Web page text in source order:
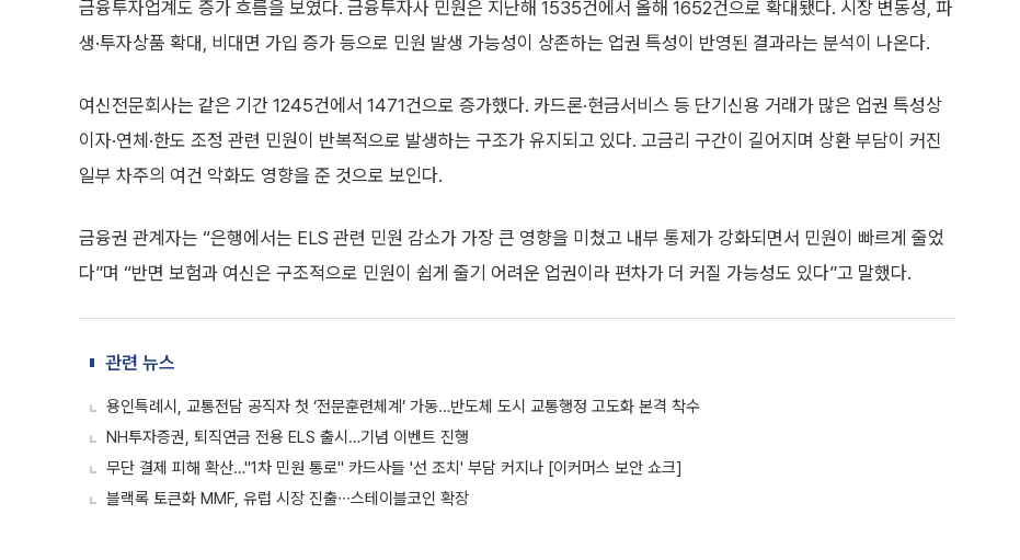
금융투자업계도 증가 흐름을 보였다. 금융투자사 민원은 지난해 1535건에서 올해 1652건으로 확대됐다. 시장 변동성, 파
생·투자상품 확대, 비대면 가입 증가 등으로 민원 발생 가능성이 상존하는 업권 특성이 반영된 결과라는 분석이 나온다.
여신전문회사는 같은 기간 1245건에서 1471건으로 증가했다. 카드론·현금서비스 등 단기신용 거래가 많은 업권 특성상
이자·연체·한도 조정 관련 민원이 반복적으로 발생하는 구조가 유지되고 있다. 고금리 구간이 길어지며 상환 부담이 커진
일부 차주의 여건 악화도 영향을 준 것으로 보인다.
금융권 관계자는 “은행에서는 ELS 관련 민원 감소가 가장 큰 영향을 미쳤고 내부 통제가 강화되면서 민원이 빠르게 줄었
다”며 “반면 보험과 여신은 구조적으로 민원이 쉽게 줄기 어려운 업권이라 편차가 더 커질 가능성도 있다”고 말했다.
관련 뉴스
용인특례시, 교통전담 공직자 첫 ‘전문훈련체계’ 가동…반도체 도시 교통행정 고도화 본격 착수
NH투자증권, 퇴직연금 전용 ELS 출시…기념 이벤트 진행
무단 결제 피해 확산…"1차 민원 통로" 카드사들 '선 조치' 부담 커지나 [이커머스 보안 쇼크]
블랙록 토큰화 MMF, 유럽 시장 진출∙∙∙스테이블코인 확장